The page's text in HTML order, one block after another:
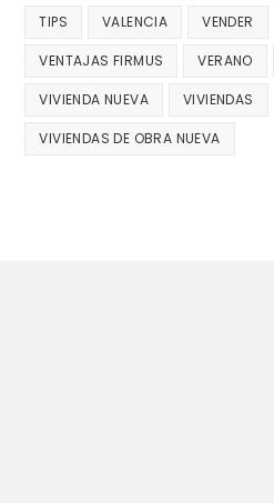
TIPS VALENCIA VENDER
VENTAJAS FIRMUS VERANO
VIVIENDA NUEVA VIVIENDAS
VIVIENDAS DE OBRA NUEVA